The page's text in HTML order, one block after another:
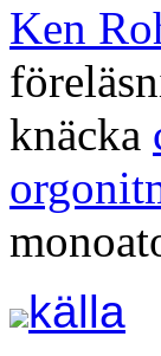
Ken
knäcka
källa